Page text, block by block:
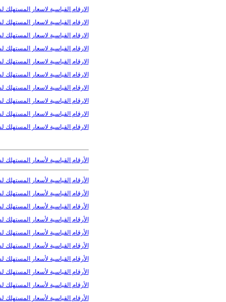
الارقام القياسية لاسعار المستهلك
الارقام القياسية لاسعار المستهلك
الارقام القياسية لاسعار المستهلك
الارقام القياسية لاسعار المستهلك
الارقام القياسية لاسعار المستهلك
الارقام القياسية لاسعار المستهلك
الارقام القياسية لاسعار المستهلك
الارقام القياسية لاسعار المستهلك
الارقام القياسية لاسعار المستهلك
الارقام القياسية لاسعار المستهلك
الأرقام القیاسیة لأسعار المستھلك
الأرقام القیاسیة لأسعار المستھلك
الأرقام القیاسیة لأسعار المستھلك
الأرقام القیاسیة لأسعار المستھلك
الأرقام القیاسیة لأسعار المستھلك
الأرقام القیاسیة لأسعار المستھلك
الأرقام القیاسیة لأسعار المستھلك
الأرقام القیاسیة لأسعار المستھلك
الأرقام القیاسیة لأسعار المستھلك
الأرقام القیاسیة لأسعار المستھلك
الأرقام القیاسیة لأسعار المستھلك